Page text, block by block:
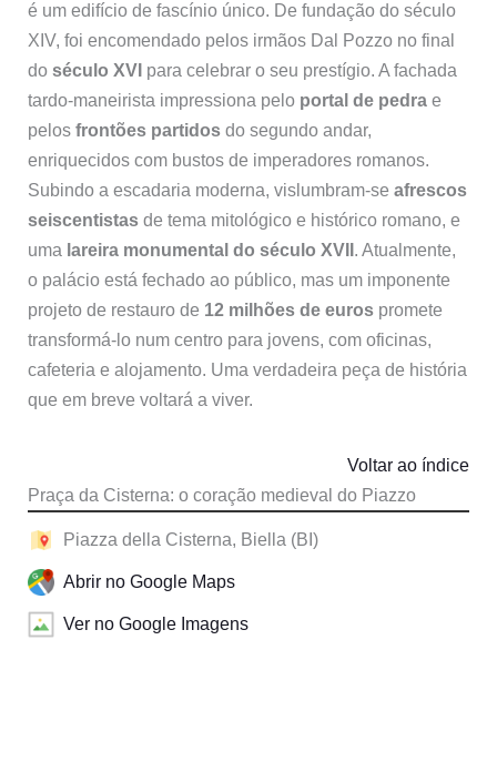
é um edifício de fascínio único. De fundação do século
XIV, foi encomendado pelos irmãos Dal Pozzo no final
do século XVI para celebrar o seu prestígio. A fachada
tardo-maneirista impressiona pelo portal de pedrae
pelos frontões partidosdo segundo andar,
enriquecidos com bustos de imperadores romanos.
Subindo a escadaria moderna, vislumbram-se afrescos
seiscentistasde tema mitológico e histórico romano, e
uma lareira monumental do século XVII . Atualmente,
o palácio está fechado ao público, mas um imponente
projeto de restauro de 12 milhões de eurospromete
transformá-lo num centro para jovens, com oficinas,
cafeteria e alojamento. Uma verdadeira peça de história
que em breve voltará a viver.
Praça da Cisterna: o coração medieval do Piazzo
Voltar ao índice
Piazza della Cisterna, Biella (BI)
Abrir no Google Maps
Ver no Google Imagens